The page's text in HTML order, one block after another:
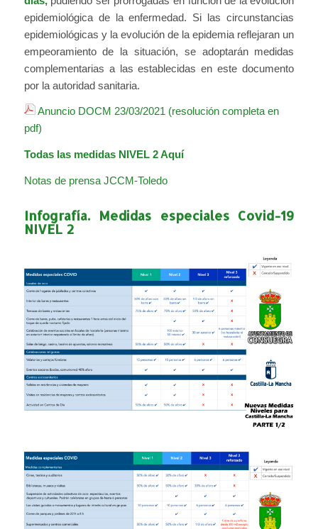
epidemiológica de la enfermedad. Si las circunstancias
epidemiológicas y la evolución de la epidemia reflejaran un
empeoramiento de la situación, se adoptarán medidas
complementarias a las establecidas en este documento
por la autoridad sanitaria.
Anuncio DOCM 23/03/2021 (resolución completa en
pdf)
Todas las medidas NIVEL 2 Aquí
Notas de prensa JCCM-Toledo
Infografía. Medidas especiales Covid-19
NIVEL 2